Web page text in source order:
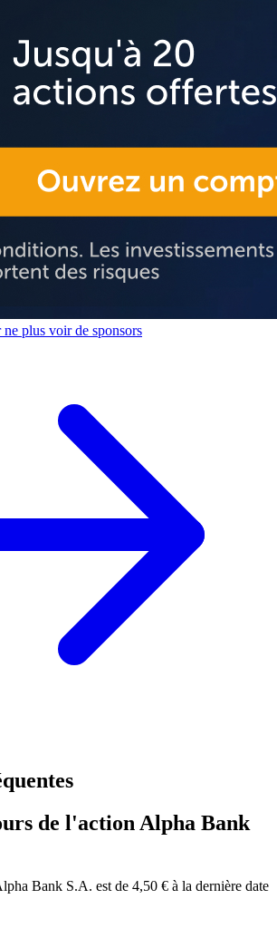
plus voir de sponsors
de l'action Alpha Bank
Bank S.A. est de 4,50 € à la dernière date